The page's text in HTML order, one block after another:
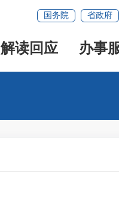
国务院 省政府
解读回应 办事